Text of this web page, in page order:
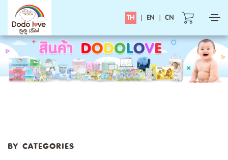
TH | EN | CN
BY CATEGORIES